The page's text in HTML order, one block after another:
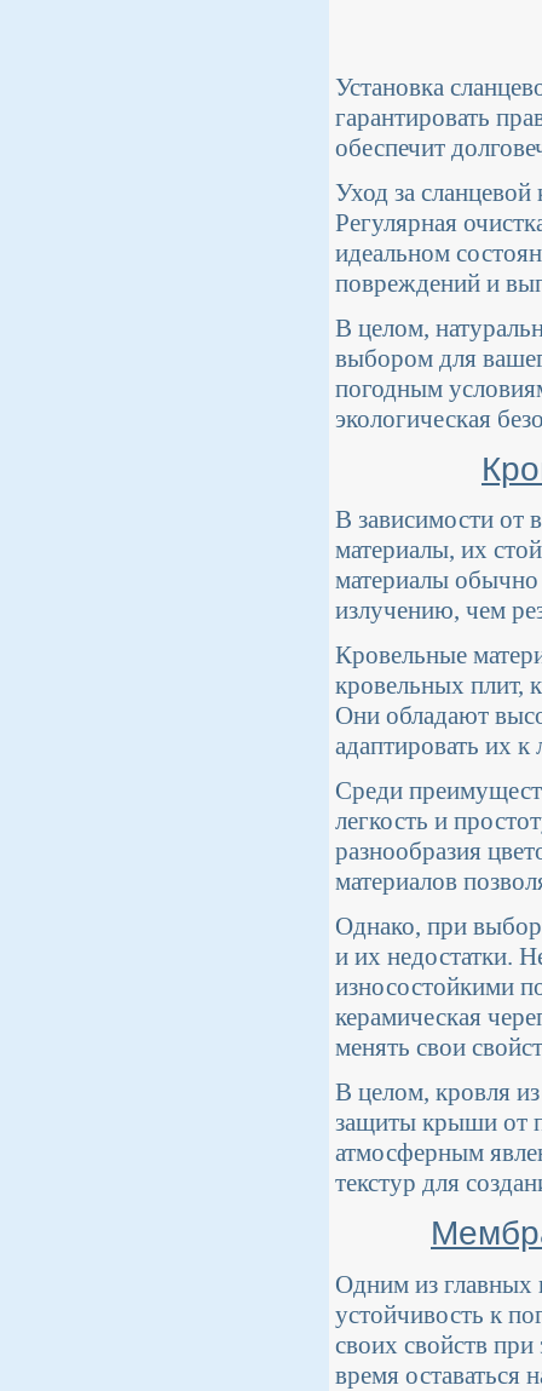
Установка
гарантировать
обеспечит
Уход за
Регулярная
идеальном
повреждений и
В целом,
выбором для
погодным
экологическая
В зависимости от
материалы, их
материалы
излучению, чем
Кровельные
кровельных плит,
Они обладают
адаптировать их
Среди
легкость и
разнообразия
материалов
Однако, при
и их недостатки.
износостойкими
керамическая
менять свои
В целом, кровля
защиты крыши от
атмосферным
текстур для
Одним из главных
устойчивость к
своих свойств
время оставаться